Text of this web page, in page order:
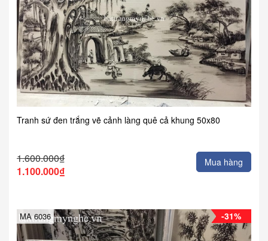
Tranh sứ đen trắng vẽ cảnh làng quê cả khung 50x80
1.600.000₫
1.100.000₫
Mua hàng
-31%
MA 6036